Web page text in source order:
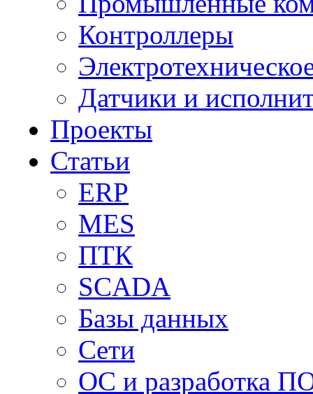
Контроллеры
Датчики и
Проекты
Статьи
ERP
MES
ПТК
SCADA
Базы данных
Сети
ОС и разработка